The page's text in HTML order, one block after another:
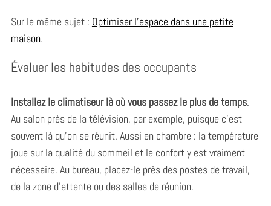
Sur le même sujet : Optimiser l’espace dans une petite
maison.
Évaluer les habitudes des occupants
Installez le climatiseur là où vous passez le plus de temps.
Au salon près de la télévision, par exemple, puisque c’est
souvent là qu’on se réunit. Aussi en chambre : la température
joue sur la qualité du sommeil et le confort y est vraiment
nécessaire. Au bureau, placez-le près des postes de travail,
de la zone d’attente ou des salles de réunion.